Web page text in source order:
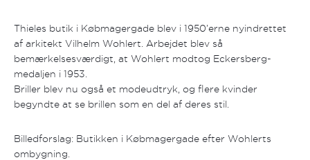
Thieles butik i Købmagergade blev i 1950’erne nyindrettet
af arkitekt Vilhelm Wohlert. Arbejdet blev så
bemærkelsesværdigt, at Wohlert modtog Eckersberg-
medaljen i 1953.
Briller blev nu også et modeudtryk, og flere kvinder
begyndte at se brillen som en del af deres stil.
Billedforslag: Butikken i Købmagergade efter Wohlerts
ombygning.